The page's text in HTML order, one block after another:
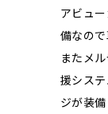
アビュ
備なので
またメ
援シス
ジが装